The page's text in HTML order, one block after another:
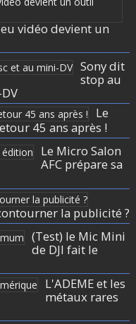
vidéo devient un
Sony dit
stop au
Le
45 ans après !
Le Micro Salon
AFC prépare sa
la publicité ?
(Test) le Mic Mini
de DJI fait le
L'ADEME et les
métaux rares